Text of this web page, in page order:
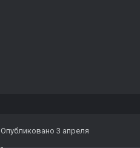
Опубликовано 3 апреля